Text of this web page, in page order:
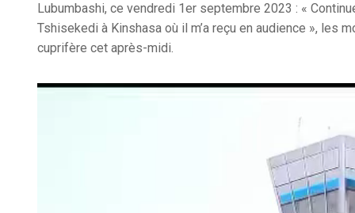
Lubumbashi, ce vendredi 1er septembre 2023 : «
Tshisekedi à Kinshasa où il m’a reçu en audience », les
cuprifère cet après-midi.